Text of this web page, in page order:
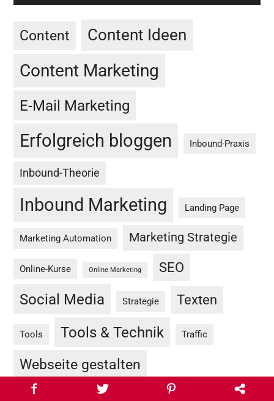
Content Content Ideen
Content Marketing
E-Mail Marketing
Erfolgreich bloggen Inbound-Praxis
Inbound-Theorie
Inbound Marketing Landing Page
Marketing Automation Marketing Strategie
Online-Kurse Online Marketing SEO
Social Media Strategie Texten
Tools Tools & Technik Traffic
Webseite gestalten